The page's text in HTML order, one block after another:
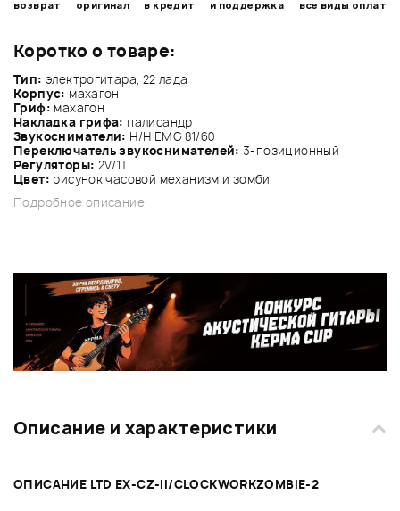
Коротко о товаре:
Тип: электрогитара, 22 лада
Корпус: махагон
Гриф: махагон
Накладка грифа: палисандр
Звукосниматели: Н/Н EMG 81/60
Переключатель звукоснимателей: 3-позиционный
Регуляторы: 2V/1Т
Цвет: рисунок часовой механизм и зомби
Подробное описание
возврат
оригинал
в кредит
и поддержка
все виды оплат
Описание и характеристики
ОПИСАНИЕ LTD EX-CZ-II/CLOCKWORKZOMBIE-2